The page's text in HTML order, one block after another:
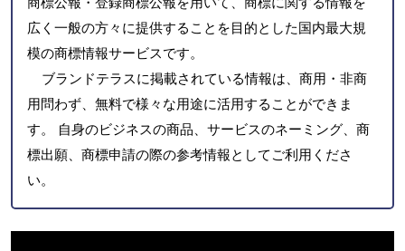
広く一般の方々に提供することを目的とした国内最大規
模の商標情報サービスです。
ブランドテラスに掲載されている情報は、商用・非商
用問わず、無料で様々な用途に活用することができま
す。 自身のビジネスの商品、サービスのネーミング、商
標出願、商標申請の際の参考情報としてご利用くださ
い。